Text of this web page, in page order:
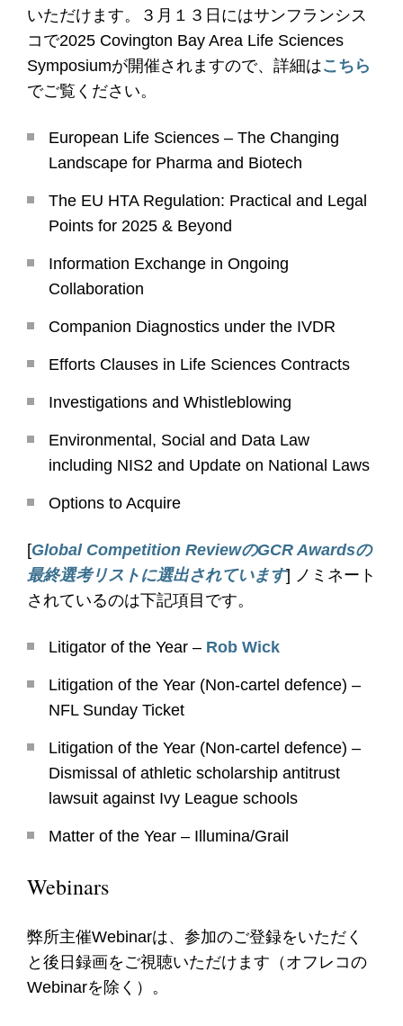
いただけます。３月１３日にはサンフランシス
コで2025 Covington Bay Area Life Sciences
Symposiumが開催されますので、詳細はこちら
でご覧ください。
European Life Sciences – The Changing
Landscape for Pharma and Biotech
The EU HTA Regulation: Practical and Legal
Points for 2025 & Beyond
Information Exchange in Ongoing
Collaboration
Companion Diagnostics under the IVDR
Efforts Clauses in Life Sciences Contracts
Investigations and Whistleblowing
Environmental, Social and Data Law
including NIS2 and Update on National Laws
Options to Acquire
[Global Competition ReviewのGCR Awardsの
最終選考リストに選出されています] ノミネート
されているのは下記項目です。
Litigator of the Year – Rob Wick
Litigation of the Year (Non-cartel defence) –
NFL Sunday Ticket
Litigation of the Year (Non-cartel defence) –
Dismissal of athletic scholarship antitrust
lawsuit against Ivy League schools
Matter of the Year – Illumina/Grail
Webinars
弊所主催Webinarは、参加のご登録をいただく
と後日録画をご視聴いただけます（オフレコの
Webinarを除く）。